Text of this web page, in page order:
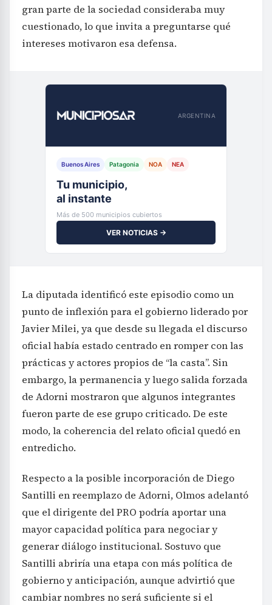
gran parte de la sociedad consideraba muy
cuestionado, lo que invita a preguntarse qué
intereses motivaron esa defensa.
ARGENTINA
Buenos Aires Patagonia NOA NEA
Tu municipio,
al instante
Más de 500 municipios cubiertos
VER NOTICIAS →
La diputada identificó este episodio como un
punto de inflexión para el gobierno liderado por
Javier Milei, ya que desde su llegada el discurso
oficial había estado centrado en romper con las
prácticas y actores propios de “la casta”. Sin
embargo, la permanencia y luego salida forzada
de Adorni mostraron que algunos integrantes
fueron parte de ese grupo criticado. De este
modo, la coherencia del relato oficial quedó en
entredicho.
Respecto a la posible incorporación de Diego
Santilli en reemplazo de Adorni, Olmos adelantó
que el dirigente del PRO podría aportar una
mayor capacidad política para negociar y
generar diálogo institucional. Sostuvo que
Santilli abriría una etapa con más política de
gobierno y anticipación, aunque advirtió que
cambiar nombres no será suficiente si el